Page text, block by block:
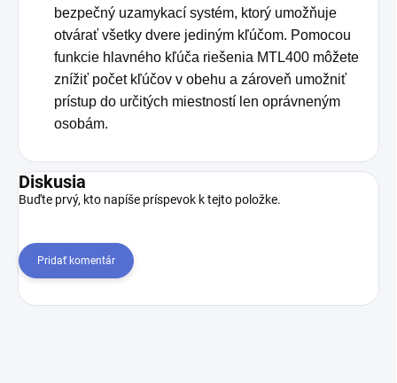
bezpečný uzamykací systém, ktorý umožňuje
otvárať všetky dvere jediným kľúčom. Pomocou
funkcie hlavného kľúča riešenia MTL400 môžete
znížiť počet kľúčov v obehu a zároveň umožniť
prístup do určitých miestností len oprávneným
osobám.
Diskusia
Buďte prvý, kto napíše príspevok k tejto položke.
Pridať komentár